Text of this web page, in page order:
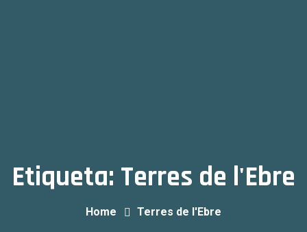
Etiqueta: Terres de l'Ebre
Home Terres de l'Ebre